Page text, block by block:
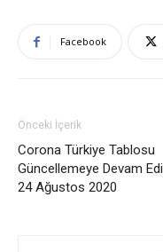
Facebook
Önceki İçerik
Corona Türkiye Tablosu
Güncellemeye Devam
24 Ağustos 2020